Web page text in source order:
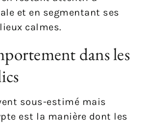
et en segmentant ses
calmes.
dans les
sous-estimé mais
est la manière dont les